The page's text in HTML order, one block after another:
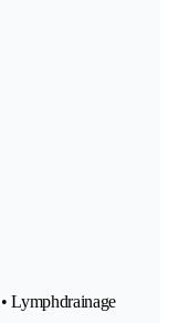
Lymphdrainage